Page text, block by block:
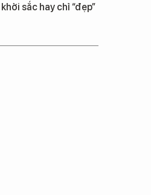
sắc hay chỉ “đẹp”